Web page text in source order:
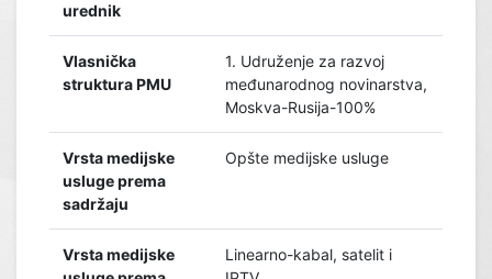
urednik
Vlasnička
struktura PMU
1. Udruženje za razvoj
međunarodnog novinarstva,
Moskva-Rusija-100%
Vrsta medijske
usluge prema
sadržaju
Opšte medijske usluge
Vrsta medijske
Linearno-kabal, satelit i